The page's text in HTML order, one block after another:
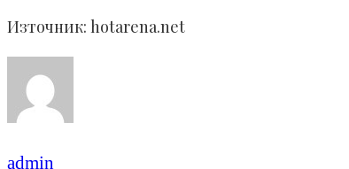
Източник: hotarena.net
admin